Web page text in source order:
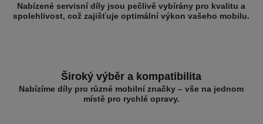
Nabízené servisní díly jsou pečlivě vybírány pro kvalitu a
spolehlivost, což zajišťuje optimální výkon vašeho mobilu.
Široký výběr a kompatibilita
Nabízíme díly pro různé mobilní značky – vše na jednom
místě pro rychlé opravy.